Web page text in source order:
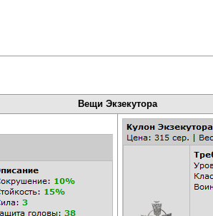
Вещи Экзекутора